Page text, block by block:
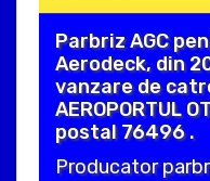
Parbriz AGC
Aerodeck, din
vanzare de
AEROPORTUL
postal 76496 .
Producator